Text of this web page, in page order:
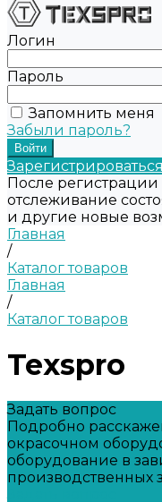
Логин
Пароль
Запомнить меня
Забыли пароль?
Зарегистрироваться
После регистрации
отслеживание
и другие новые
Главная
/
Каталог товаров
Главная
/
Каталог товаров
Texspro
Задать вопрос
Подробно
окрасочном
оборудование в
производственных